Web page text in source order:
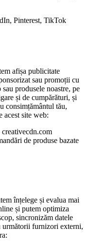
Pinterest, TikTok
afișa publicitate
sau promoții cu
produsele noastre, pe
și de cumpărături, și
consimțământul tău,
acest site web:
de produse bazate
înțelege și evalua mai
și putem optimiza
sincronizăm datele
următorii furnizori externi,